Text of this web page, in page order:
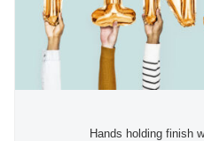
Hands holding finish